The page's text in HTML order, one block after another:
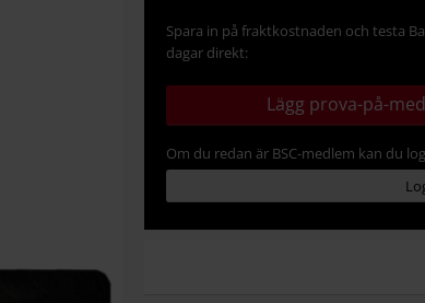
Spara in på fraktkostnaden och testa
dagar direkt:
Lägg prova-på-
Om du redan är BSC-medlem kan du